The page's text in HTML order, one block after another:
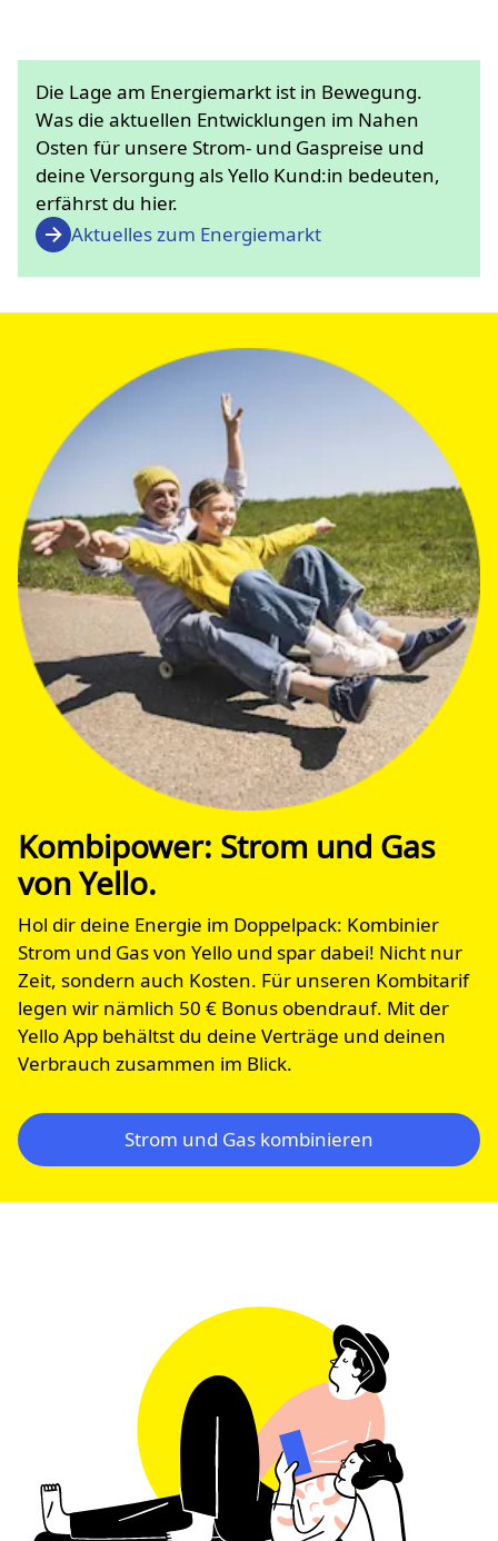
Die Lage am Energiemarkt ist in Bewegung.
Was die aktuellen Entwicklungen im Nahen
Osten für unsere Strom- und Gaspreise und
deine Versorgung als Yello Kund:in bedeuten,
erfährst du hier.
Aktuelles zum Energiemarkt
Kombipower: Strom und Gas
von Yello.
Hol dir deine Energie im Doppelpack: Kombinier
Strom und Gas von Yello und spar dabei! Nicht nur
Zeit, sondern auch Kosten. Für unseren Kombitarif
legen wir nämlich 50 € Bonus obendrauf. Mit der
Yello App behältst du deine Verträge und deinen
Verbrauch zusammen im Blick.
Strom und Gas kombinieren